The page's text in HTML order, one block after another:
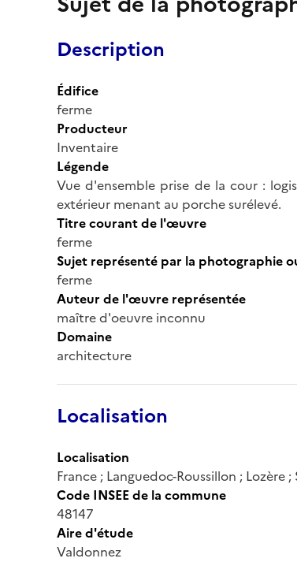
Description
Édifice
ferme
Producteur
Inventaire
Légende
Vue d'ensemble prise de la cour :
extérieur menant au porche surélevé.
Titre courant de l'œuvre
ferme
Sujet représenté par la photographie
ferme
Auteur de l'œuvre représentée
maître d'oeuvre inconnu
Domaine
architecture
Localisation
Localisation
France ; Languedoc-Roussillon ;
Code INSEE de la commune
48147
Aire d'étude
Valdonnez